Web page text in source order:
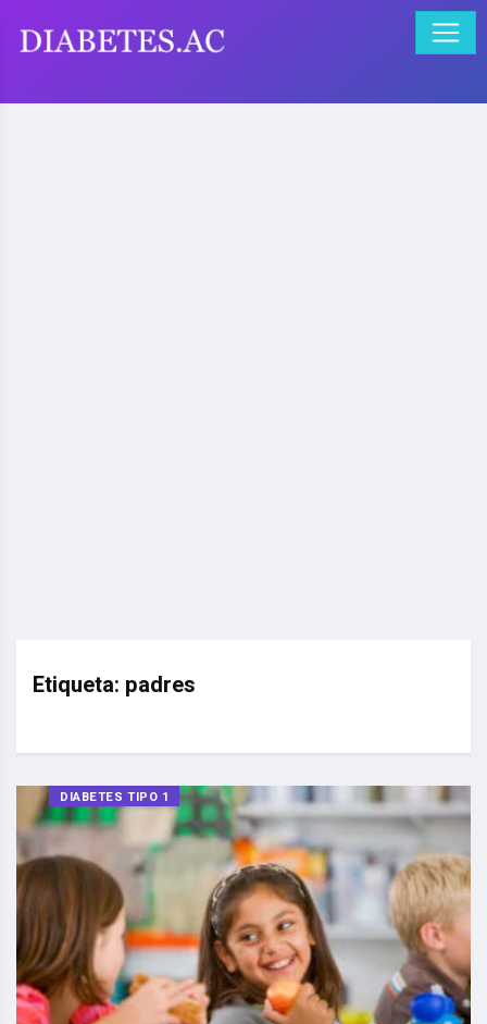
Etiqueta: padres
DIABETES TIPO 1